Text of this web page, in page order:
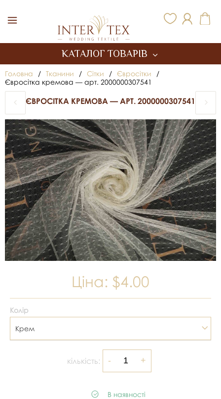
КАТАЛОГ ТОВАРІВ
Головна / Тканини / Сітки / Євросітки
/
Євросітка кремова — арт. 2000000307541
ЄВРОСІТКА КРЕМОВА — АРТ. 2000000307541
Ціна: $4.00
Колір
Крем
кількість:
В наявності